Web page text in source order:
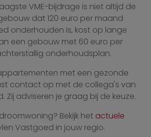
VME-bijdrage is niet altijd de
dat 120 euro per maand
onderhouden is, kost op lange
een gebouw met 60 euro per
onderhoudsplan.
met een gezonde
contact op met de collega's van
Zij adviseren je graag bij de keuze.
Bekijk het actuele
Vastgoed in jouw regio.